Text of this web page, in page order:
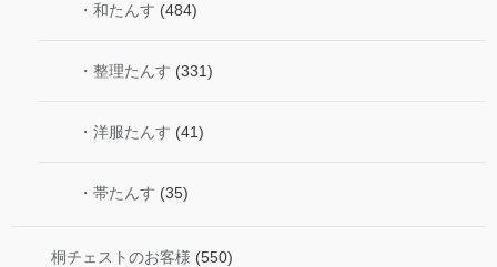
・和たんす (484)
・整理たんす (331)
・洋服たんす (41)
・帯たんす (35)
桐チェストのお客様 (550)